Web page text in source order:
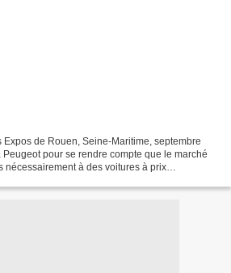
Expos de Rouen, Seine-Maritime, septembre
pour se rendre compte que le marché
nécessairement à des voitures à prix